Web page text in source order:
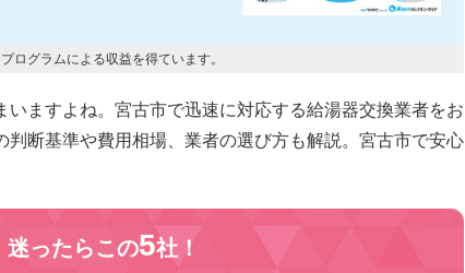
ログラムによる収益を得ています。
ますよね。宮古市で迅速に対応する給湯器交換業者をお
断基準や費用相場、業者の選び方も解説。宮古市で安心
迷ったらこの5社！